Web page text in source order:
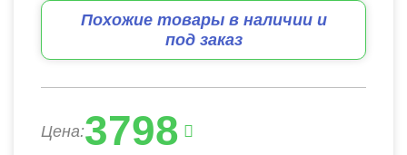
Похожие товары в наличии и
под заказ
Цена:3798